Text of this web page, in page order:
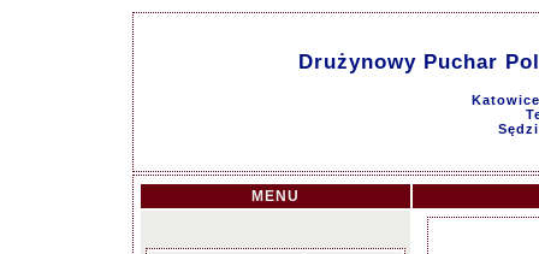
Drużynowy Puchar
MENU